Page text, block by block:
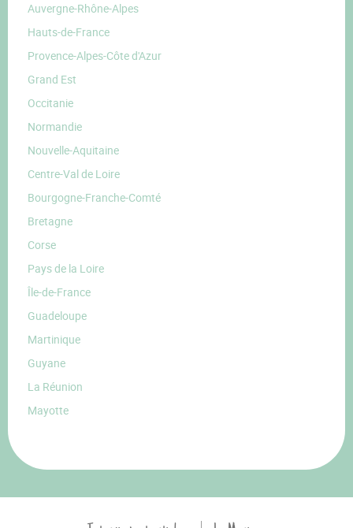
Auvergne-Rhône-Alpes
Hauts-de-France
Provence-Alpes-Côte d'Azur
Grand Est
Occitanie
Normandie
Nouvelle-Aquitaine
Centre-Val de Loire
Bourgogne-Franche-Comté
Bretagne
Corse
Pays de la Loire
Île-de-France
Guadeloupe
Martinique
Guyane
La Réunion
Mayotte